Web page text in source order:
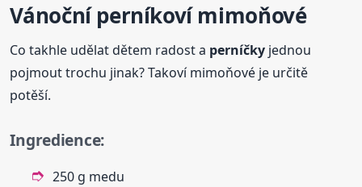
Vánoční perníkoví mimoňové
Co takhle udělat dětem radost a perníčky jednou
pojmout trochu jinak? Takoví mimoňové je určitě
potěší.
Ingredience:
250 g medu